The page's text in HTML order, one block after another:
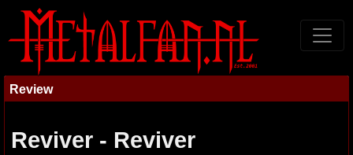
Review
Reviver - Reviver